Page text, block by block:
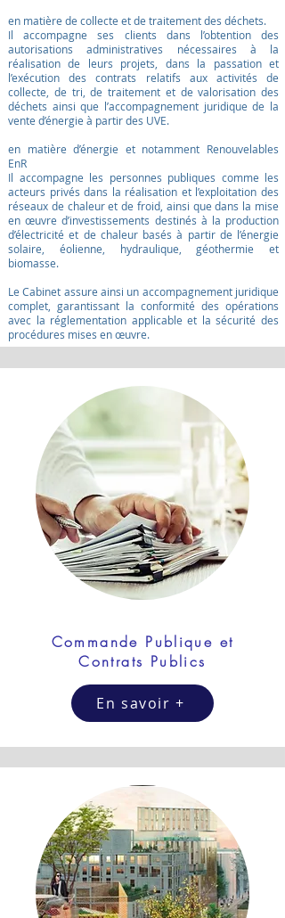
en matière de collecte et de traitement des déchets.
Il accompagne ses clients dans l’obtention des
autorisations administratives nécessaires à la
réalisation de leurs projets, dans la passation et
l’exécution des contrats relatifs aux activités de
collecte, de tri, de traitement et de valorisation des
déchets ainsi que l’accompagnement juridique de la
vente d’énergie à partir des UVE.
en matière d’énergie et notamment Renouvelables
EnR
Il accompagne les personnes publiques comme les
acteurs privés dans la réalisation et l’exploitation des
réseaux de chaleur et de froid, ainsi que dans la mise
en œuvre d’investissements destinés à la production
d’électricité et de chaleur basés à partir de l’énergie
solaire, éolienne, hydraulique, géothermie et
biomasse.
Le Cabinet assure ainsi un accompagnement juridique
complet, garantissant la conformité des opérations
avec la réglementation applicable et la sécurité des
procédures mises en œuvre.
Commande Publique et
Contrats Publics
En savoir +